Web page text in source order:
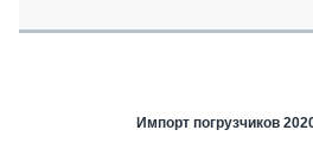
МЕРОПРИЯТИЯИмпорт погрузчиков